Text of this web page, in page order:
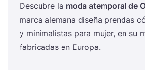
Des­cu­bre la moda atem­po­ral de
mar­ca ale­ma­na dise­ña pren­das
y mini­ma­lis­tas para mujer, en su
fabri­ca­das en Euro­pa.